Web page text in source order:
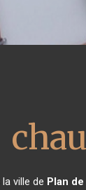
la ville de Plan